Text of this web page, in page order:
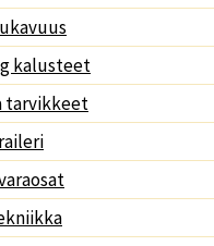
kalusteet
tarvikkeet